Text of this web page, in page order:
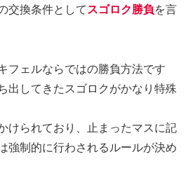
交換条件としてスゴロク勝負を言
フェルならではの勝負方法です
出してきたスゴロクがかなり特殊
けられており、止まったマスに記
強制的に行わされるルールが決め